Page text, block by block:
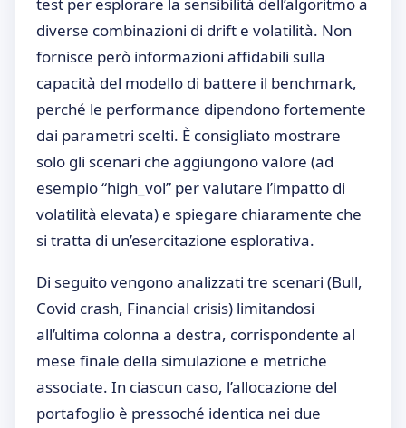
test per esplorare la sensibilità dell’algoritmo a
diverse combinazioni di drift e volatilità. Non
fornisce però informazioni affidabili sulla
capacità del modello di battere il benchmark,
perché le performance dipendono fortemente
dai parametri scelti. È consigliato mostrare
solo gli scenari che aggiungono valore (ad
esempio “high_vol” per valutare l’impatto di
volatilità elevata) e spiegare chiaramente che
si tratta di un’esercitazione esplorativa.
Di seguito vengono analizzati tre scenari (Bull,
Covid crash, Financial crisis) limitandosi
all’ultima colonna a destra, corrispondente al
mese finale della simulazione e metriche
associate. In ciascun caso, l’allocazione del
portafoglio è pressoché identica nei due